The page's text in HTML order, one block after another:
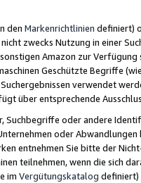
den Markenrichtlinien definiert)
nicht zwecks Nutzung in einer
Amazon zur
Geschützte Begriffe
verwendet
über entsprechende
oder andere
oder
entnehmen Sie bitte der
teilnehmen, wenn die sich
im Vergütungskatalog definiert)